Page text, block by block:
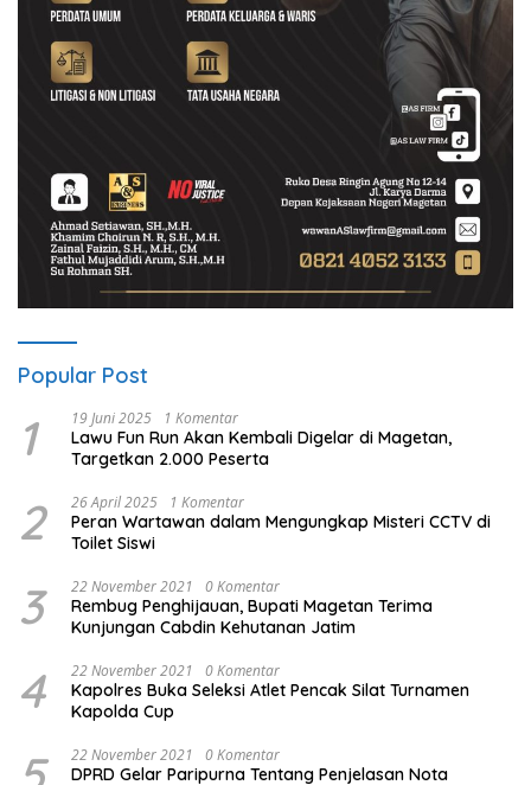
Popular Post
1 19 Juni 2025 1 Komentar
Lawu Fun Run Akan Kembali Digelar di Magetan,
Targetkan 2.000 Peserta
2 26 April 2025 1 Komentar
Peran Wartawan dalam Mengungkap Misteri CCTV di
Toilet Siswi
3 22 November 2021 0 Komentar
Rembug Penghijauan, Bupati Magetan Terima
Kunjungan Cabdin Kehutanan Jatim
4 22 November 2021 0 Komentar
Kapolres Buka Seleksi Atlet Pencak Silat Turnamen
Kapolda Cup
22 November 2021 0 Komentar
DPRD Gelar Paripurna Tentang Penjelasan Nota